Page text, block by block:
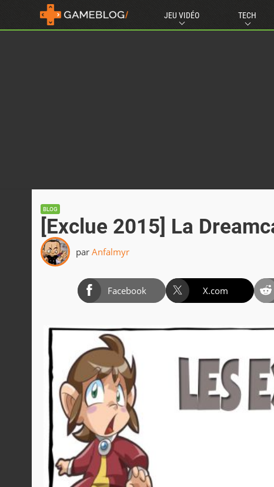
JEU VIDÉO TECH
BLOG
[Exclue 2015] La
par Anfalmyr
Facebook X.com